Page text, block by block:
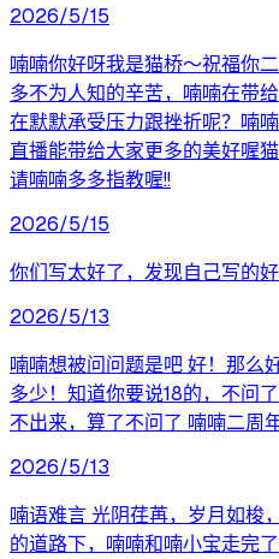
2026/5/15
喃喃你好呀我是猫桥～祝福你
多不为人知的辛苦，喃喃在带
在默默承受压力跟挫折呢？喃
直播能带给大家更多的美好喔
请喃喃多多指教喔!!
2026/5/15
你们写太好了，发现自己写的好
2026/5/13
喃喃想被问问题是吧 好！那么
多少！知道你要说18的，不问
不出来，算了不问了 喃喃二周年
2026/5/13
喃语难言 光阴荏苒，岁月如梭
的道路下，喃喃和喃小宝走完